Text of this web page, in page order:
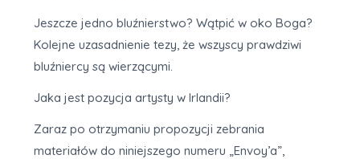
Jeszcze jedno bluźnierstwo? Wątpić w oko Boga?
Kolejne uzasadnienie tezy, że wszyscy prawdziwi
bluźniercy są wierzącymi.
Jaka jest pozycja artysty w Irlandii?
Zaraz po otrzymaniu propozycji zebrania
materiałów do niniejszego numeru „Envoy’a”,